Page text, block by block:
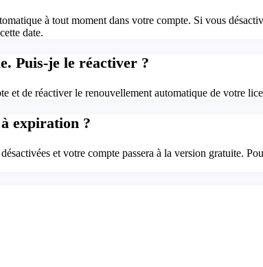
à tout moment dans votre compte. Si vous
date.
Puis-je le réactiver ?
et de réactiver le renouvellement automatique de votre
expiration ?
et votre compte passera à la version gratuite.